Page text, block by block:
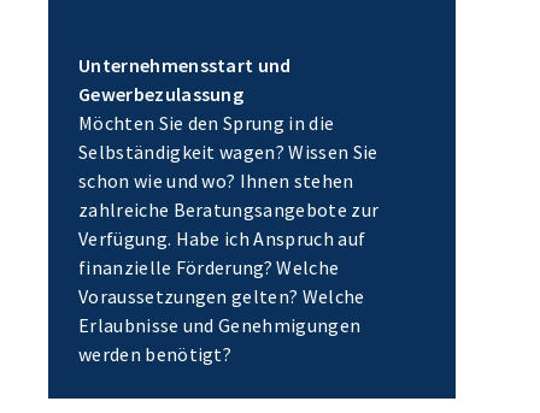
Unternehmensstart und
Gewerbezulassung
Möchten Sie den Sprung in die
Selbständigkeit wagen? Wissen Sie
schon wie und wo? Ihnen stehen
zahlreiche Beratungsangebote zur
Verfügung. Habe ich Anspruch auf
finanzielle Förderung? Welche
Voraussetzungen gelten? Welche
Erlaubnisse und Genehmigungen
werden benötigt?